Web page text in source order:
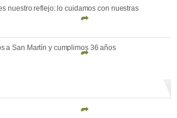
nuestro reflejo: lo cuidamos con nuestras
a San Martín y cumplimos 36 años